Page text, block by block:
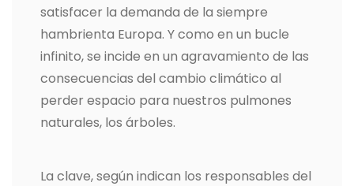
satisfacer la demanda de la siempre
hambrienta Europa. Y como en un bucle
infinito, se incide en un agravamiento de las
consecuencias del cambio climático al
perder espacio para nuestros pulmones
naturales, los árboles.
La clave, según indican los responsables del